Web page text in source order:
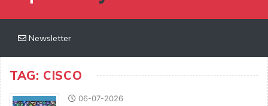
Newsletter
TAG: CISCO
06-07-2026